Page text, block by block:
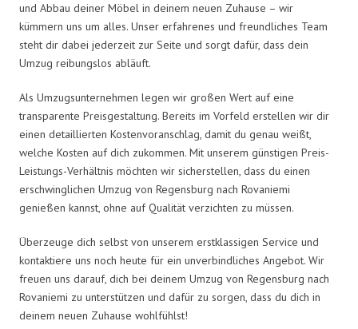
und Abbau deiner Möbel in deinem neuen Zuhause – wir
kümmern uns um alles. Unser erfahrenes und freundliches Team
steht dir dabei jederzeit zur Seite und sorgt dafür, dass dein
Umzug reibungslos abläuft.
Als Umzugsunternehmen legen wir großen Wert auf eine
transparente Preisgestaltung. Bereits im Vorfeld erstellen wir dir
einen detaillierten Kostenvoranschlag, damit du genau weißt,
welche Kosten auf dich zukommen. Mit unserem günstigen Preis-
Leistungs-Verhältnis möchten wir sicherstellen, dass du einen
erschwinglichen Umzug von Regensburg nach Rovaniemi
genießen kannst, ohne auf Qualität verzichten zu müssen.
Überzeuge dich selbst von unserem erstklassigen Service und
kontaktiere uns noch heute für ein unverbindliches Angebot. Wir
freuen uns darauf, dich bei deinem Umzug von Regensburg nach
Rovaniemi zu unterstützen und dafür zu sorgen, dass du dich in
deinem neuen Zuhause wohlfühlst!